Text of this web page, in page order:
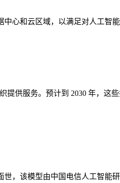
心和云区域，以满足对人工智
提供服务。预计到 2030 年，这
，该模型由中国电信人工智能